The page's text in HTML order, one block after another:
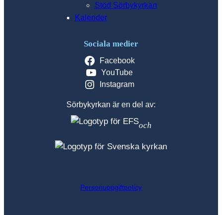
Stöd Sörbykyrkan
Kalender
Sociala medier
Facebook
YouTube
Instagram
Sörbykyrkan är en del av:
och
Personuppgiftpolicy